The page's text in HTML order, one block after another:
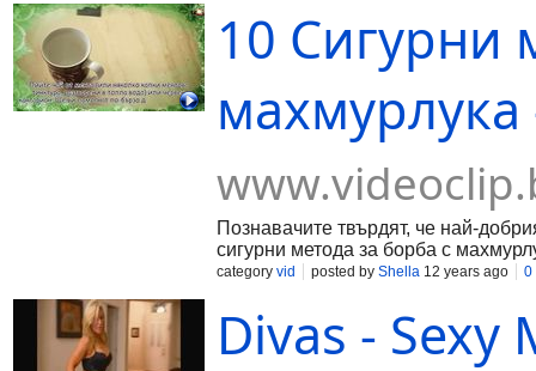
10 Сигурни
Познавачите твърдят, че най-
сигурни метода за борба с
category vid posted by Shella 12 years ago 0
Divas -